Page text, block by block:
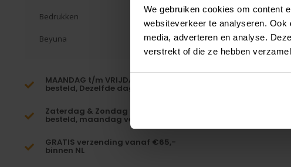
We gebruiken cookies om content
websiteverkeer te analyseren.
media, adverteren en analyse.
verstrekt of die ze hebben
Bedrukken
Beyuna
MAANDAG t/m VRIJDAG voor 16:00
besteld, Dezelfde dag verzonden!*
Zaterdag & Zondag voor 23:59
besteld, maandag verzonden!
GRATIS verzending vanaf €65,-
binnen NL